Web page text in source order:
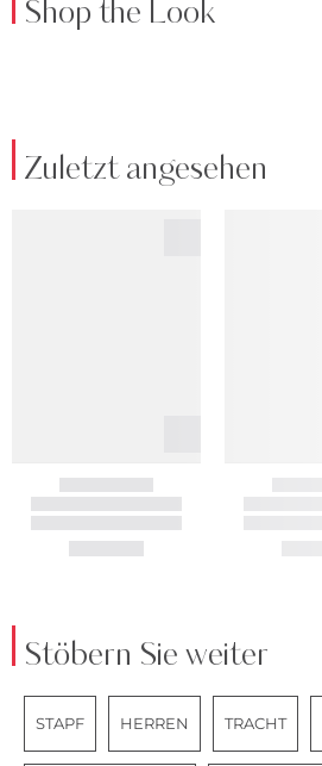
Shop the Look
Zuletzt angesehen
Stöbern Sie weiter
STAPF HERREN TRACHT